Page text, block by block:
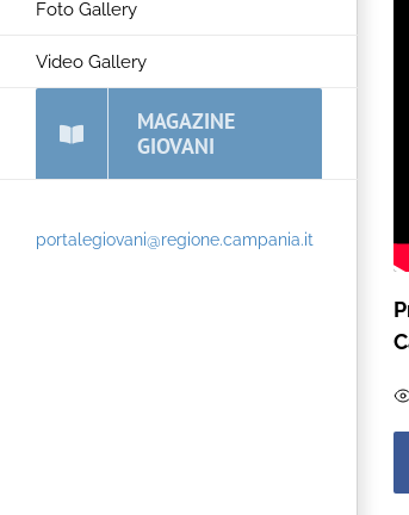
Foto Gallery
Video Gallery
MAGAZINE
GIOVANI
portalegiovani@regione.campania.it